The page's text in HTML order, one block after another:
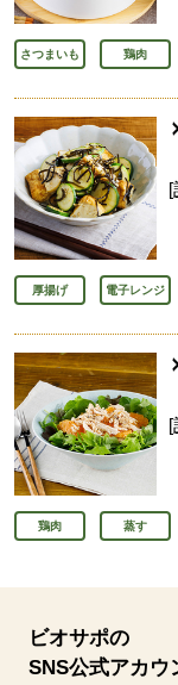
さつまいも 鶏肉
[
厚揚げ 電子レンジ
[
鶏肉 蒸す
ビオサポの
SNS公式アカウ